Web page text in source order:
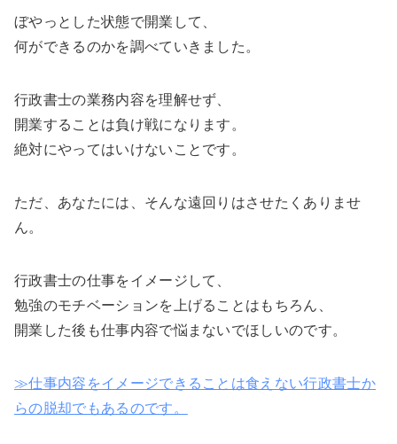
ぼやっとした状態で開業して、
何ができるのかを調べていきました。
行政書士の業務内容を理解せず、
開業することは負け戦になります。
絶対にやってはいけないことです。
ただ、あなたには、そんな遠回りはさせたくありませ
ん。
行政書士の仕事をイメージして、
勉強のモチベーションを上げることはもちろん、
開業した後も仕事内容で悩まないでほしいのです。
≫仕事内容をイメージできることは食えない行政書士か
らの脱却でもあるのです。